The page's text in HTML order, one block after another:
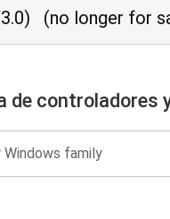
(no longer for
de controladores